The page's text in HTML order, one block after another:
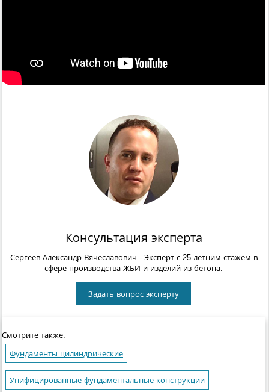
Консультация эксперта
Сергеев Александр Вячеславович - Эксперт с 25-летним стажем в
сфере производства ЖБИ и изделий из бетона.
Задать вопрос эксперту
Смотрите также:
Фундаменты цилиндрические
Унифицированные фундаментальные конструкции